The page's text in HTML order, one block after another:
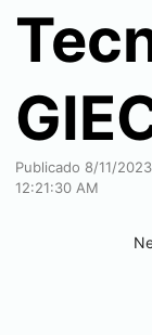
Publicado 8/11/
12:21:30 AM